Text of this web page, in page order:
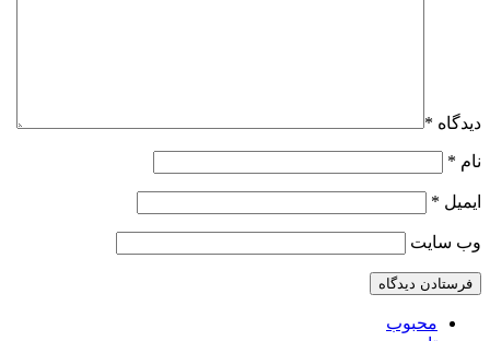
دیدگاه *
نام *
ایمیل *
وب‌ سایت
محبوب